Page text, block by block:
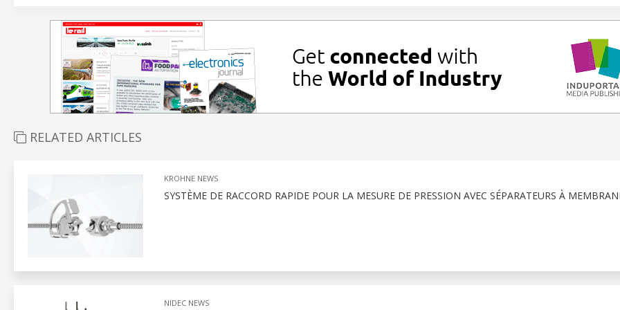
RELATED ARTICLES
KROHNE NEWS
SYSTÈME DE RACCORD RAPIDE POUR LA MESURE DE PRESSION AVEC SÉPARATEURS À
NIDEC NEWS